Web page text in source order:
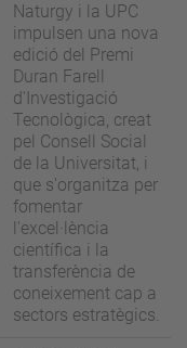
Naturgy i la UPC
impulsen una nova
edició del Premi
Duran Farell
d'Investigació
Tecnològica, creat
pel Consell Social
de la Universitat, i
que s'organitza per
fomentar
l'excel·lència
científica i la
transferència de
coneixement cap a
sectors estratègics.